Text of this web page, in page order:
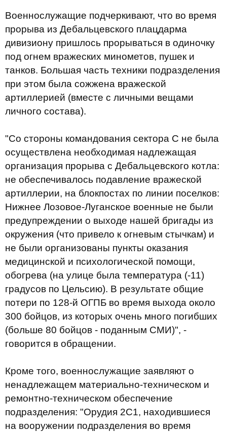
Военнослужащие подчеркивают, что во время
прорыва из Дебальцевского плацдарма
дивизиону пришлось прорываться в одиночку
под огнем вражеских минометов, пушек и
танков. Большая часть техники подразделения
при этом была сожжена вражеской
артиллерией (вместе с личными вещами
личного состава).
"Со стороны командования сектора С не была
осуществлена необходимая надлежащая
организация прорыва с Дебальцевского котла:
не обеспечивалось подавление вражеской
артиллерии, на блокпостах по линии поселков:
Нижнее Лозовое-Луганское военные не были
предупреждении о выходе нашей бригады из
окружения (что привело к огневым стычкам) и
не были организованы пункты оказания
медицинской и психологической помощи,
обогрева (на улице была температура (-11)
градусов по Цельсию). В результате общие
потери по 128-й ОГПБ во время выхода около
300 бойцов, из которых очень много погибших
(больше 80 бойцов - поданным СМИ)", -
говорится в обращении.
Кроме того, военнослужащие заявляют о
ненадлежащем материально-техническом и
ремонтно-техническом обеспечение
подразделения: "Орудия 2С1, находившиеся
на вооружении подразделения во время